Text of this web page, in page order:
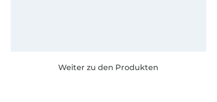
Weiter zu den Produkten